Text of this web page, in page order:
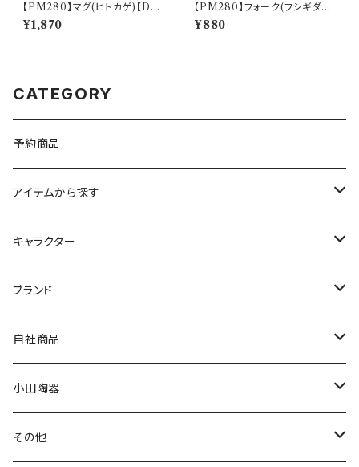
【PM280】マグ(ヒトカゲ)【Dail
y Sketch】PM282-11
¥1,870
【PM280】フォーク(フシギダネ)
【Daily Sketch】PM281-851
¥880
CATEGORY
予約商品
アイテムから探す
九谷焼
マグ＆カップ
プレート
ボウル
ガラスウェア
キャラクター
ムーミン
80th記念アイテム
リトルミイの日記念アイテム
MOOMIN ANIMATION
スヌーピー
ピーターラビット
ブランド
LA AMYS(エミーズ)
LISA LARSON(リサラーソン)
LAURA ASHLEY(ローラ アシュレイ)
自社商品
ねこ企画
Cecera(セセラ)
小田陶器
さざなみ
その他